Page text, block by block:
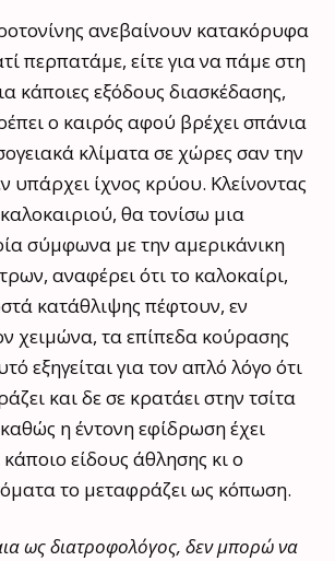
ανεβαίνουν κατακόρυφα
περπατάμε, είτε για να πάμε στη
κάποιες εξόδους διασκέδασης,
ο καιρός αφού βρέχει σπάνια
κλίματα σε χώρες σαν την
υπάρχει ίχνος κρύου. Κλείνοντας
θα τονίσω μια
σύμφωνα με την αμερικάνικη
αναφέρει ότι το καλοκαίρι,
κατάθλιψης πέφτουν, εν
χειμώνα, τα επίπεδα κούρασης
εξηγείται για τον απλό λόγο ότι
και δε σε κρατάει στην τσίτα
η έντονη εφίδρωση έχει
είδους άθλησης κι ο
το μεταφράζει ως κόπωση.
ως διατροφολόγος, δεν μπορώ να